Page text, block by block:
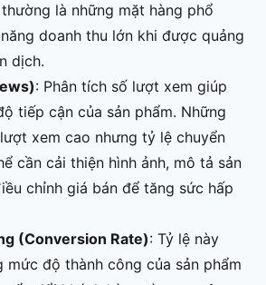
là những mặt hàng phổ
doanh thu lớn khi được quảng
dịch.
: Phân tích số lượt xem giúp
tiếp cận của sản phẩm. Những
xem cao nhưng tỷ lệ chuyển
cần cải thiện hình ảnh, mô tả sản
chỉnh giá bán để tăng sức hấp
(Conversion Rate): Tỷ lệ này
mức độ thành công của sản phẩm